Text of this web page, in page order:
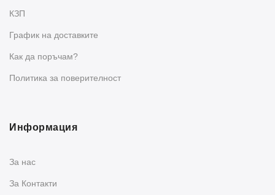
КЗП
График на доставките
Как да поръчам?
Политика за поверителност
Информация
За нас
За Контакти